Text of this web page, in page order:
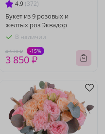
4.9 (372)
Букет из 9 розовых и
желтых роз Эквадор
В наличии
4 530 ₽ -15%
3 850 ₽